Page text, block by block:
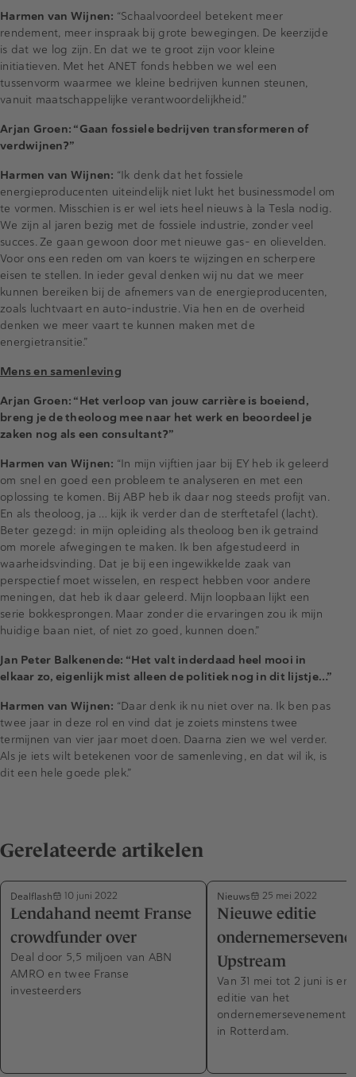
Harmen van Wijnen: “Schaalvoordeel betekent meer
rendement, meer inspraak bij grote bewegingen. De keerzijde
is dat we log zijn. En dat we te groot zijn voor kleine
initiatieven. Met het ANET fonds hebben we wel een
tussenvorm waarmee we kleine bedrijven kunnen steunen,
vanuit maatschappelijke verantwoordelijkheid.”
Arjan Groen: “Gaan fossiele bedrijven transformeren of
verdwijnen?”
Harmen van Wijnen: “Ik denk dat het fossiele
energieproducenten uiteindelijk niet lukt het businessmodel om
te vormen. Misschien is er wel iets heel nieuws à la Tesla nodig.
We zijn al jaren bezig met de fossiele industrie, zonder veel
succes. Ze gaan gewoon door met nieuwe gas- en olievelden.
Voor ons een reden om van koers te wijzingen en scherpere
eisen te stellen. In ieder geval denken wij nu dat we meer
kunnen bereiken bij de afnemers van de energieproducenten,
zoals luchtvaart en auto-industrie. Via hen en de overheid
denken we meer vaart te kunnen maken met de
energietransitie.”
Mens en samenleving
Arjan Groen: “Het verloop van jouw carrière is boeiend,
breng je de theoloog mee naar het werk en beoordeel je
zaken nog als een consultant?”
Harmen van Wijnen: “In mijn vijftien jaar bij EY heb ik geleerd
om snel en goed een probleem te analyseren en met een
oplossing te komen. Bij ABP heb ik daar nog steeds profijt van.
En als theoloog, ja … kijk ik verder dan de sterftetafel (lacht).
Beter gezegd: in mijn opleiding als theoloog ben ik getraind
om morele afwegingen te maken. Ik ben afgestudeerd in
waarheidsvinding. Dat je bij een ingewikkelde zaak van
perspectief moet wisselen, en respect hebben voor andere
meningen, dat heb ik daar geleerd. Mijn loopbaan lijkt een
serie bokkesprongen. Maar zonder die ervaringen zou ik mijn
huidige baan niet, of niet zo goed, kunnen doen.”
Jan Peter Balkenende: “Het valt inderdaad heel mooi in
elkaar zo, eigenlijk mist alleen de politiek nog in dit lijstje…”
Harmen van Wijnen: “Daar denk ik nu niet over na. Ik ben pas
twee jaar in deze rol en vind dat je zoiets minstens twee
termijnen van vier jaar moet doen. Daarna zien we wel verder.
Als je iets wilt betekenen voor de samenleving, en dat wil ik, is
dit een hele goede plek.”
Gerelateerde artikelen
Dealflash 10 juni 2022
Lendahand neemt Franse
crowdfunder over
Deal door 5,5 miljoen van ABN
AMRO en twee Franse
investeerders
Nieuws 25 mei 2022
Nieuwe editie
Upstream
Van 31 mei tot 2 juni is er
editie van het
ondernemersevenement
in Rotterdam.